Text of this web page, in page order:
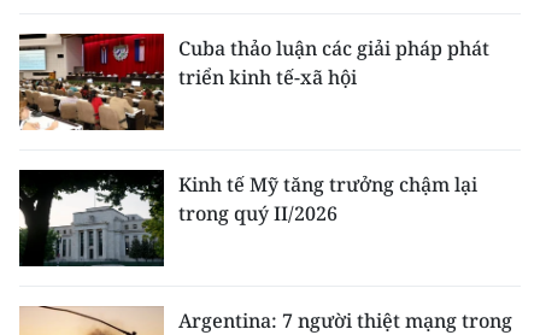
Cuba thảo luận các giải pháp phát
triển kinh tế-xã hội
Kinh tế Mỹ tăng trưởng chậm lại
trong quý II/2026
Argentina: 7 người thiệt mạng trong